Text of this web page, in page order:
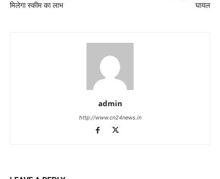
मिलेगा स्कीम का लाभ
घायल
admin
http://www.cn24news.in